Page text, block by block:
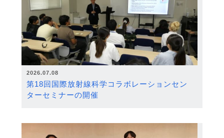
2026.07.08
第18回国際放射線科学コラボレーションセン
ターセミナーの開催